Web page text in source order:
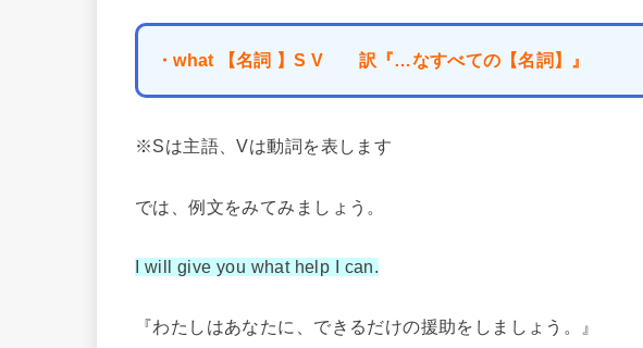
・what 【名詞 】S V 訳『…なすべての【名詞】』
※Sは主語、Vは動詞を表します
では、例文をみてみましょう。
I will give you what help I can.
『わたしはあなたに、できるだけの援助をしましょう。』